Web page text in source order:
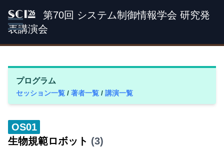
SCI '26
第70回 システム制御情報学会 研究発
表講演会
プログラム
セッション一覧 / 著者一覧 / 講演一覧
OS01
生物規範ロボット (3)